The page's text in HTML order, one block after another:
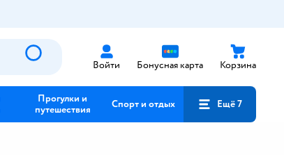
Войти Бонусная карта Корзина
Прогулки и
путешествия
Спорт и отдых Ещё 7